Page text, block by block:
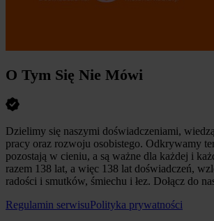
O Tym Się Nie Mówi
Dzielimy się naszymi doświadczeniami,
pracy oraz rozwoju osobistego. Odkrywamy
pozostają w cieniu, a są ważne dla każdej i
razem 138 lat, a więc 138 lat doświadczeń,
radości i smutków, śmiechu i łez. Dołącz do
Regulamin serwisuPolityka prywatności